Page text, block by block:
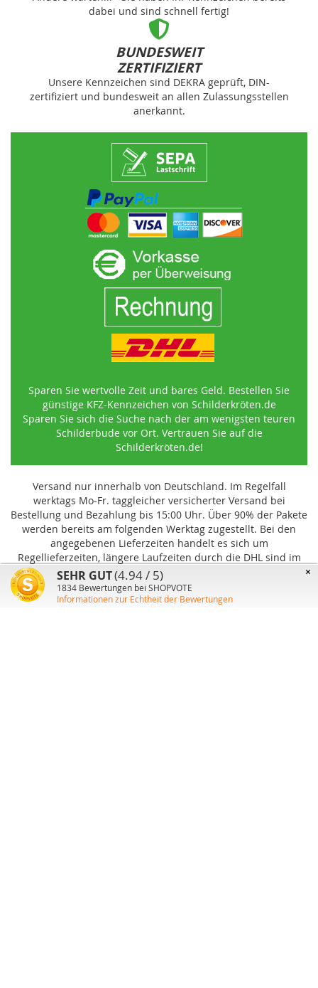
dabei und sind schnell fertig!
BUNDESWEIT
ZERTIFIZIERT
Unsere Kennzeichen sind DEKRA geprüft, DIN-
zertifiziert und bundesweit an allen Zulassungsstellen
anerkannt.
Sparen Sie wertvolle Zeit und bares Geld. Bestellen Sie
günstige KFZ-Kennzeichen von Schilderkröten.de
Sparen Sie sich die Suche nach der am wenigsten teuren
Schilderbude vor Ort. Vertrauen Sie auf die
Schilderkröten.de!
Versand nur innerhalb von Deutschland. Im Regelfall
werktags Mo-Fr. taggleicher versicherter Versand bei
Bestellung und Bezahlung bis 15:00 Uhr. Über 90% der Pakete
werden bereits am folgenden Werktag zugestellt. Bei den
angegebenen Lieferzeiten handelt es sich um
Regellieferzeiten, längere Laufzeiten durch die DHL sind im
Einzelfall möglich und können von uns nicht beeinflusst
werden.
×
SEHR GUT(4.94 / 5)
1834 Bewertungen bei SHOPVOTE
Informationen zur Echtheit der Bewertungen